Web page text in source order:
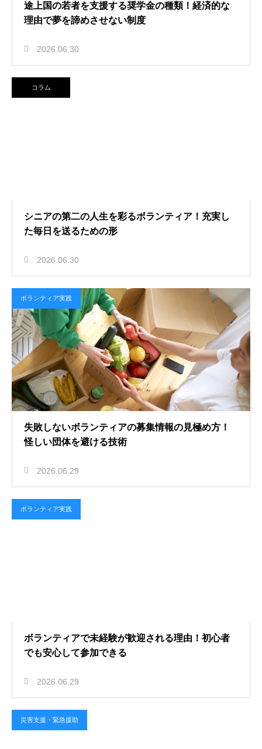
途上国の若者を支援する奨学金の種類！経済的な
理由で夢を諦めさせない制度
2026.06.30
コラム
シニアの第二の人生を彩るボランティア！充実し
た毎日を送るための形
2026.06.30
ボランティア実践
失敗しないボランティアの募集情報の見極め方！
怪しい団体を避ける技術
2026.06.29
ボランティア実践
ボランティアで未経験が歓迎される理由！初心者
でも安心して参加できる
2026.06.29
災害支援・緊急援助